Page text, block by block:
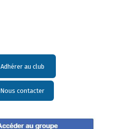
Adhérer au club
Nous contacter